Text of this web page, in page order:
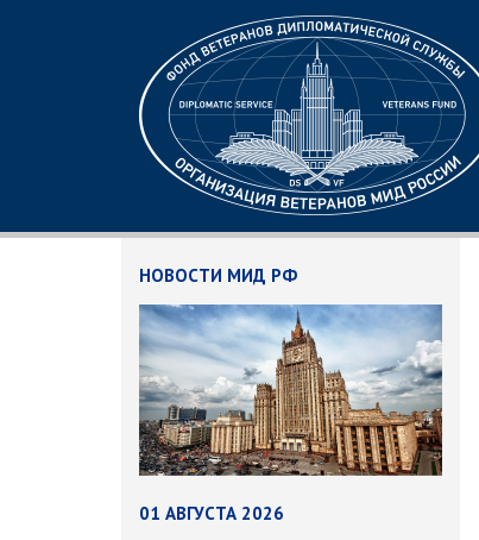
НОВОСТИ МИД РФ
01 АВГУСТА 2026